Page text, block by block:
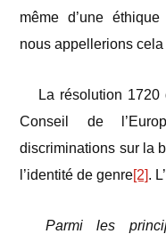
même d’une
nous appellerions
La résolution 1720
Conseil de
discriminations sur la
l’identité de genre[2].
Parmi les